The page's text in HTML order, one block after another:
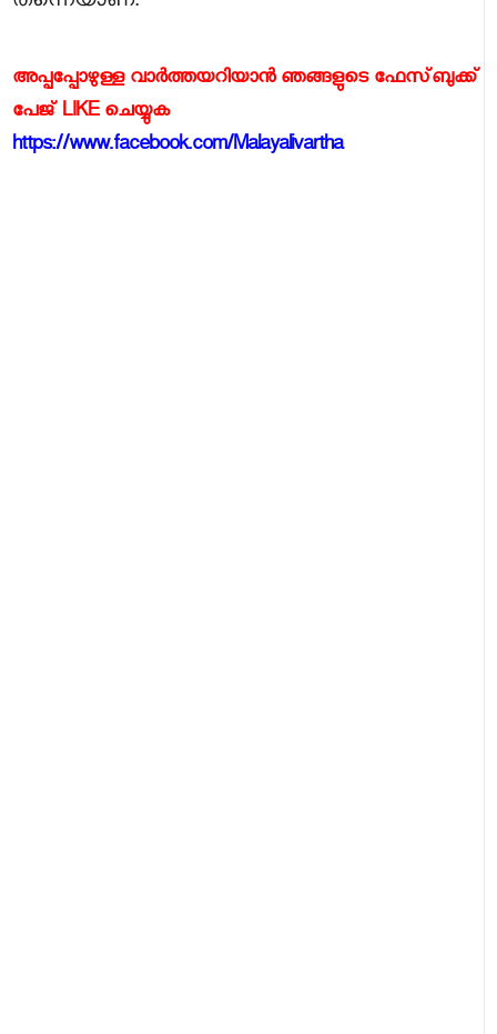
അപ്പപ്പോഴുള്ള വാര്‍ത്തയറിയാന്‍ ഞങ്ങളുടെ ഫേസ്‌ബുക്ക്‌
പേജ് LIKE ചെയ്യുക
https://www.facebook.com/Malayalivartha